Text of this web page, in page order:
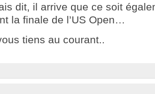
dit, il arrive que ce soit
la finale de l’US Open…
tiens au courant..